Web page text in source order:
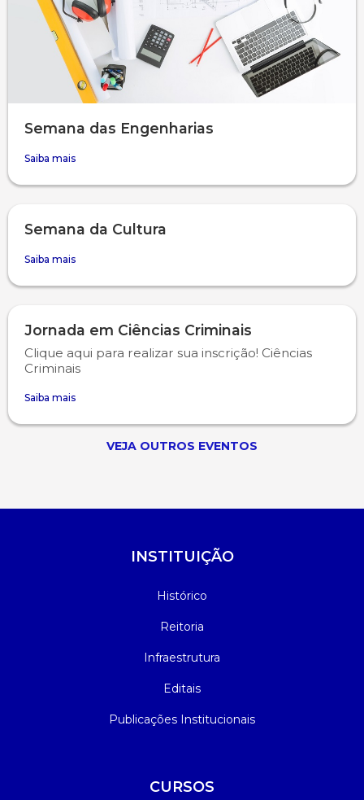
Semana das Engenharias
Saiba mais
Semana da Cultura
Saiba mais
Jornada em Ciências Criminais
Clique aqui para realizar sua inscrição! Ciências
Criminais
Saiba mais
VEJA OUTROS EVENTOS
INSTITUIÇÃO
Histórico
Reitoria
Infraestrutura
Editais
Publicações Institucionais
CURSOS